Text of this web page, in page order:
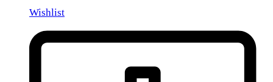
Wishlist